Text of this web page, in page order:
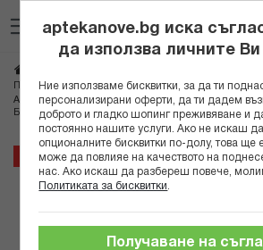
към
съдържанието
Пяна и гелове за бръснене
АВЕН КОМПЛЕКТ МЕН ПЯНА ЗА БРЪСНЕНЕ
БРЪСНЕНЕ 75МЛ*
25%
Преминете
края
галерията
aptekanove.bg иска
да използва личните
Ние използваме бисквитки, за да ти
персонализирани оферти, да ти дадем
доброто и гладко шопинг преживяване и
постоянно нашите услуги. Ако не искаш
опционалните бисквитки по-долу, това ще
може да повлияе на качеството на
нас. Ако искаш да разбереш повече,
Политиката за бисквитки
Получаване на